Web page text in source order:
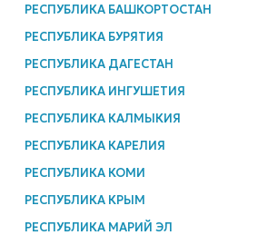
РЕСПУБЛИКА БАШКОРТОСТАН
РЕСПУБЛИКА БУРЯТИЯ
РЕСПУБЛИКА ДАГЕСТАН
РЕСПУБЛИКА ИНГУШЕТИЯ
РЕСПУБЛИКА КАЛМЫКИЯ
РЕСПУБЛИКА КАРЕЛИЯ
РЕСПУБЛИКА КОМИ
РЕСПУБЛИКА КРЫМ
РЕСПУБЛИКА МАРИЙ ЭЛ